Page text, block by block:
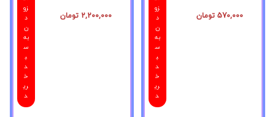
570,000 تومان
زو
د
ن
به
س
ب
د
خ
ری
د
2,200,000 تومان
زو
د
ن
به
س
ب
د
خ
ری
د